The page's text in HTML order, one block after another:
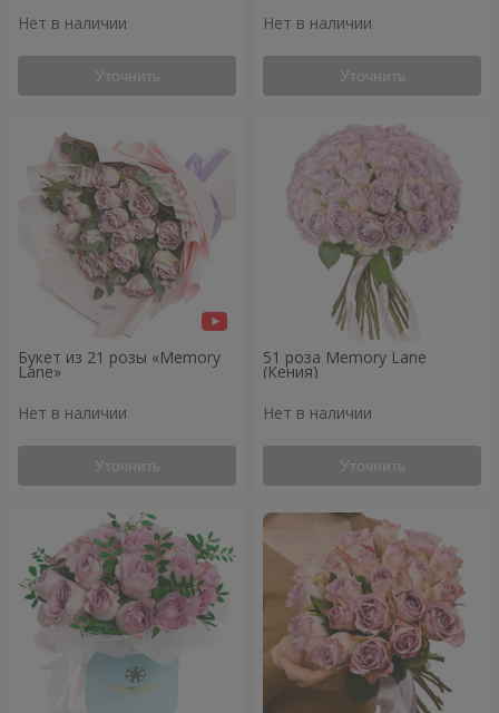
Нет в наличии
Уточнить
Нет в наличии
Уточнить
Букет из 21 розы «Memory
Lane»
Нет в наличии
Уточнить
51 роза Memory Lane
(Кения)
Нет в наличии
Уточнить